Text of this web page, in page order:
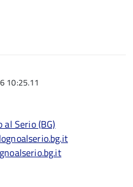
10:25.11
al Serio (BG)